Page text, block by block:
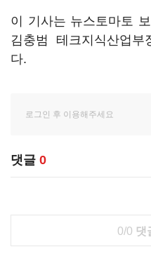
이 기사는 뉴스토마토
김충범 테크지식산업부
다.
댓글 0
0/0 댓